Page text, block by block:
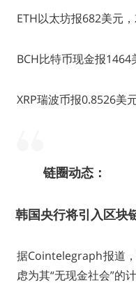
ETH以太坊报682美元
BCH比特币现金报1464
XRP瑞波币报0.8526美
链圈动态：
韩国央行将引入区块
据Cointelegraph报道
虑为其“无现金社会”的